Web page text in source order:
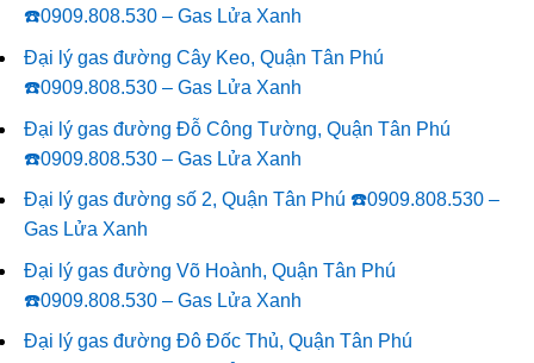
☎️0909.808.530 – Gas Lửa Xanh
Đại lý gas đường Cây Keo, Quận Tân Phú
☎️0909.808.530 – Gas Lửa Xanh
Đại lý gas đường Đỗ Công Tường, Quận Tân Phú
☎️0909.808.530 – Gas Lửa Xanh
Đại lý gas đường số 2, Quận Tân Phú ☎️0909.808.530 –
Gas Lửa Xanh
Đại lý gas đường Võ Hoành, Quận Tân Phú
☎️0909.808.530 – Gas Lửa Xanh
Đại lý gas đường Đô Đốc Thủ, Quận Tân Phú